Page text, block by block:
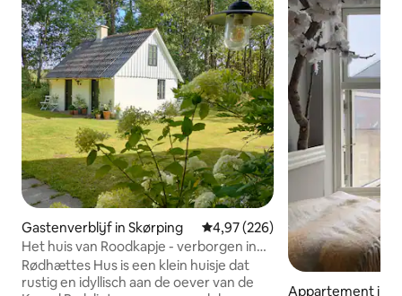
Gastenverblijf in Skørping Gemiddelde beoordeling van
4,97 (226)
Het huis van Roodkapje - verborgen in
het diepe, stille bos
Rødhættes Hus is een klein huisje dat
rustig en idyllisch aan de oever van de
Appartement in